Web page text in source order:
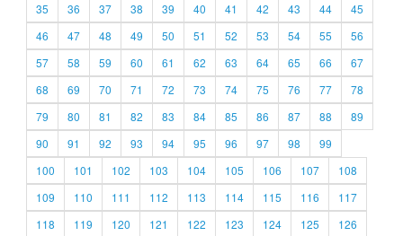
35
36 37 38 39 40 41 42 43 44
45
46
47 48 49 50 51 52 53 54 55
56
57
58 59 60 61 62 63 64 65 66
67
68
69 70 71 72 73 74 75 76 77
78
79
80 81 82 83 84 85 86 87 88
89
90
91 92 93 94 95 96 97 98
99
100
101 102 103 104 105 106 107
108
109
110 111 112 113 114 115 116
117
118
119 120 121 122 123 124 125
126